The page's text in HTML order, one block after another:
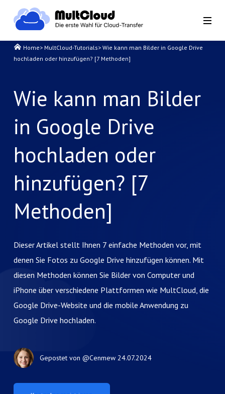
Home> MultCloud-Tutorials> Wie kann man Bilder in Google Drive
hochladen oder hinzufügen? [7 Methoden]
Wie kann man Bilder
in Google Drive
hochladen oder
hinzufügen? [7
Methoden]
Dieser Artikel stellt Ihnen 7 einfache Methoden vor, mit
denen Sie Fotos zu Google Drive hinzufügen können. Mit
diesen Methoden können Sie Bilder von Computer und
iPhone über verschiedene Plattformen wie MultCloud, die
Google Drive-Website und die mobile Anwendung zu
Google Drive hochladen.
Gepostet von @Cenmew 24.07.2024